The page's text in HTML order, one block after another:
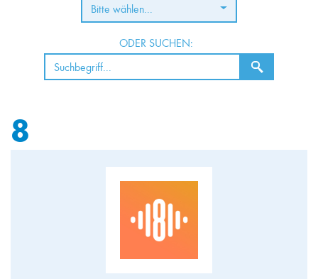
Bitte wählen...
ODER SUCHEN:
8